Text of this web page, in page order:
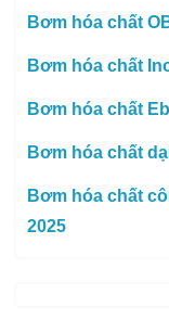
Bơm hóa chất
Bơm hóa chất
Bơm hóa chất
Bơm hóa chất
Bơm hóa chất
2025